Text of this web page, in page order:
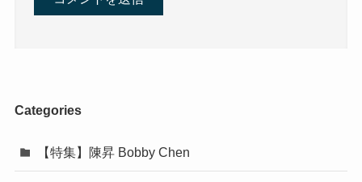
Categories
【特集】陳昇 Bobby Chen